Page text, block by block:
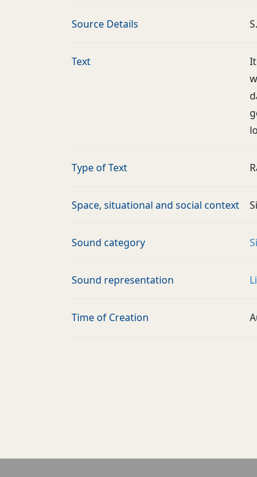
Source Details
Text
Type of Text
Space, situational and social context
Sound category
Sound representation
Time of Creation